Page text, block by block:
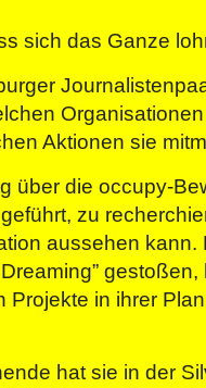
sich das Ganze
Aktionen sie
über die occupy-
zu
aussehen kann.
Projekte in ihrer
hat sie in der